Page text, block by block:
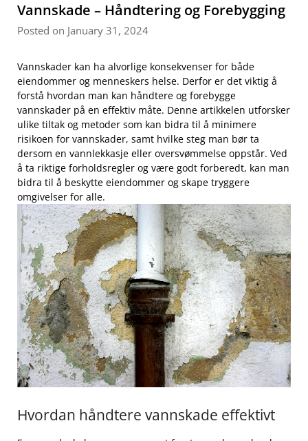
Vannskade – Håndtering og Forebygging
Posted on January 31, 2024
Vannskader kan ha alvorlige ⁢konsekvenser for både
eiendommer og‌ menneskers ⁣helse. Derfor er det ​viktig å
forstå hvordan ⁢man kan håndtere og forebygge
vannskader på en effektiv måte. Denne artikkelen utforsker
ulike tiltak og ‌metoder som ⁣kan bidra‌ til å minimere
‌risikoen for vannskader, samt ⁣hvilke steg man bør⁤ ta
dersom en vannlekkasje eller oversvømmelse‌ oppstår.⁢ Ved
å ta riktige⁣ forholdsregler og være godt forberedt,⁣ kan man
bidra til å beskytte eiendommer og skape ⁣tryggere
omgivelser for alle.
Hvordan håndtere vannskade effektivt